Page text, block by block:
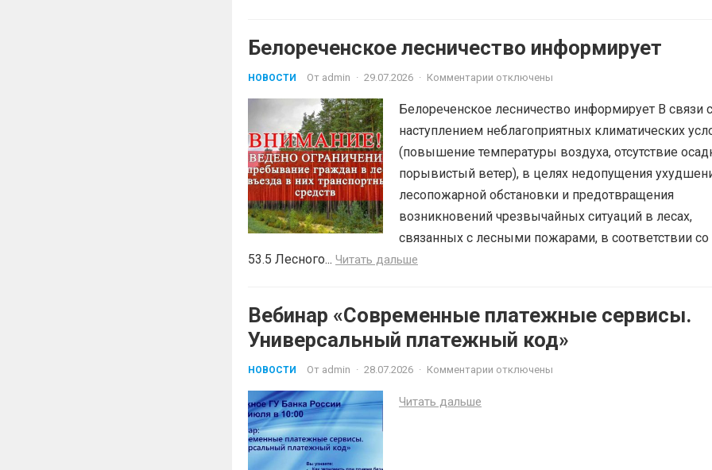
Белореченское лесничество информирует
НОВОСТИ От admin · 29.07.2026 · Комментарии отключены
Белореченское лесничество информирует В связи с
наступлением неблагоприятных климатических
(повышение температуры воздуха, отсутствие
порывистый ветер), в целях недопущения
лесопожарной обстановки и предотвращения
возникновений чрезвычайных ситуаций в лесах,
связанных с лесными пожарами, в соответствии со
53.5 Лесного... Читать дальше
Вебинар «Современные платежные сервисы.
Универсальный платежный код»
НОВОСТИ От admin · 28.07.2026 · Комментарии отключены
Читать дальше